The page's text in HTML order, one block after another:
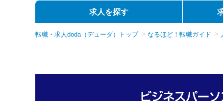
求人を探す
転職・求人doda（デューダ）トップ なるほど！転職ガイド